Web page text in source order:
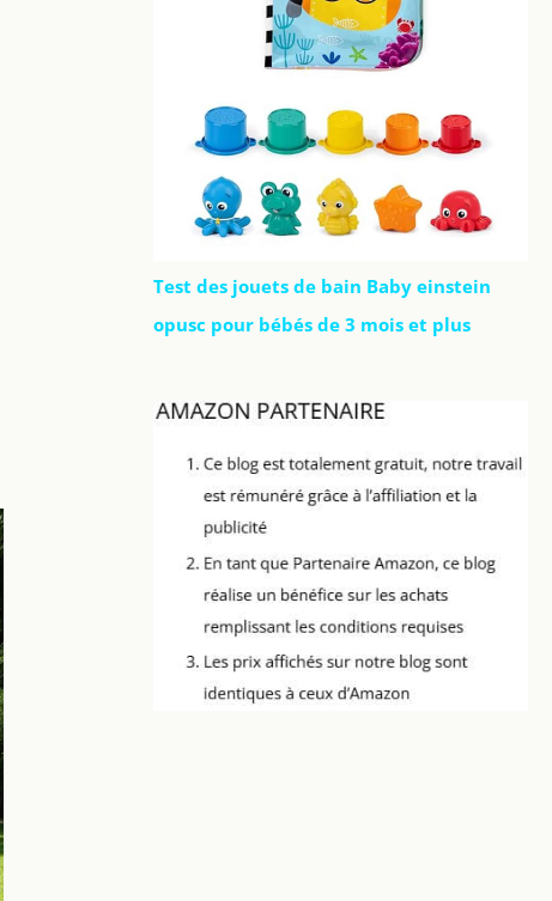
Test des jouets de bain Baby einstein
opusc pour bébés de 3 mois et plus